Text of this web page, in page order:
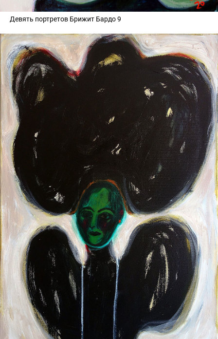
Девять портретов Брижит Бардо 9